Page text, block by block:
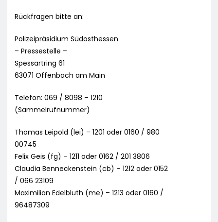
Rückfragen bitte an:
Polizeipräsidium Südosthessen
– Pressestelle –
Spessartring 61
63071 Offenbach am Main
Telefon: 069 / 8098 – 1210
(Sammelrufnummer)
Thomas Leipold (lei) – 1201 oder 0160 / 980
00745
Felix Geis (fg) – 1211 oder 0162 / 201 3806
Claudia Benneckenstein (cb) – 1212 oder 0152
/ 066 23109
Maximilian Edelbluth (me) – 1213 oder 0160 /
96487309